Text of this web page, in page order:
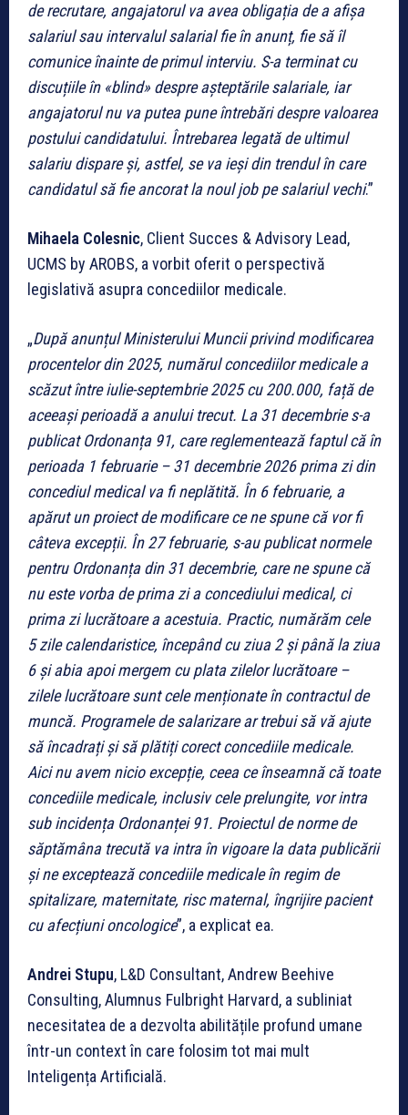
de recrutare, angajatorul va avea obligația de a afișa
salariul sau intervalul salarial fie în anunț, fie să îl
comunice înainte de primul interviu. S-a terminat cu
discuțiile în «blind» despre așteptările salariale, iar
angajatorul nu va putea pune întrebări despre valoarea
postului candidatului. Întrebarea legată de ultimul
salariu dispare și, astfel, se va ieși din trendul în care
candidatul să fie ancorat la noul job pe salariul vechi.”
Mihaela Colesnic, Client Succes & Advisory Lead,
UCMS by AROBS, a vorbit oferit o perspectivă
legislativă asupra concediilor medicale.
„După anunțul Ministerului Muncii privind modificarea
procentelor din 2025, numărul concediilor medicale a
scăzut între iulie-septembrie 2025 cu 200.000, față de
aceeași perioadă a anului trecut. La 31 decembrie s-a
publicat Ordonanța 91, care reglementează faptul că în
perioada 1 februarie – 31 decembrie 2026 prima zi din
concediul medical va fi neplătită. În 6 februarie, a
apărut un proiect de modificare ce ne spune că vor fi
câteva excepții. În 27 februarie, s-au publicat normele
pentru Ordonanța din 31 decembrie, care ne spune că
nu este vorba de prima zi a concediului medical, ci
prima zi lucrătoare a acestuia. Practic, numărăm cele
5 zile calendaristice, începând cu ziua 2 și până la ziua
6 și abia apoi mergem cu plata zilelor lucrătoare –
zilele lucrătoare sunt cele menționate în contractul de
muncă. Programele de salarizare ar trebui să vă ajute
să încadrați și să plătiți corect concediile medicale.
Aici nu avem nicio excepție, ceea ce înseamnă că toate
concediile medicale, inclusiv cele prelungite, vor intra
sub incidența Ordonanței 91. Proiectul de norme de
săptămâna trecută va intra în vigoare la data publicării
și ne exceptează concediile medicale în regim de
spitalizare, maternitate, risc maternal, îngrijire pacient
cu afecțiuni oncologice”, a explicat ea.
Andrei Stupu, L&D Consultant, Andrew Beehive
Consulting, Alumnus Fulbright Harvard, a subliniat
necesitatea de a dezvolta abilitățile profund umane
într-un context în care folosim tot mai mult
Inteligența Artificială.